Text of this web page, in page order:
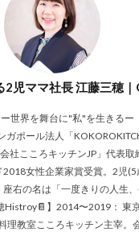
2児ママ社長 江藤三穂
ー世界を舞台に"私"を生きるー
ガポール法人「
社こころキッチンJP」代表取
女性企業家賞受賞。2児(5
右の名は「一度きりの人生
Histroy📔】2014〜2019： 東
理教室こころキッチン主宰。